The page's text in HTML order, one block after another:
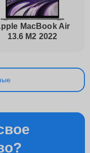
MacBook Air
13.6 M2 2022